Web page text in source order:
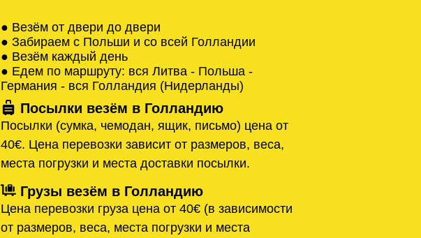
● Везём от двери до двери
● Забираем с Польши и со всей Голландии
● Везём каждый день
● Едем по маршруту: вся Литва - Польша -
Германия - вся Голландия (Нидерланды)
Посылки везём в Голландию
Посылки (сумка, чемодан, ящик, письмо) цена от
40€. Цена перевозки зависит от размеров, веса,
места погрузки и места доставки посылки.
Грузы везём в Голландию
Цена перевозки груза цена от 40€ (в зависимости
от размеров, веса, места погрузки и места